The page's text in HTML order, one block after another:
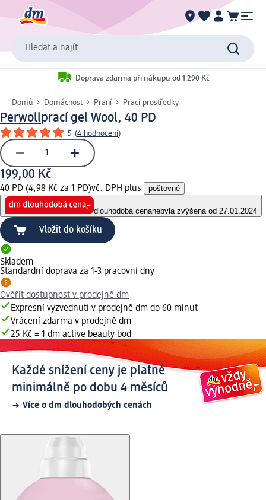
Hledat a najít
Doprava zdarma při nákupu od 1 290 Kč
Domů Domácnost Praní Prací prostředky
Perwollprací gel Wool, 40 PD
5 (4 hodnocení)
199,00 Kč
40 PD (4,98 Kč za 1 PD)vč. DPH plus poštovné
dlouhodobá cenanebyla zvýšena od 27.01.2024
Vložit do košíku
Skladem
Standardní doprava za 1-3 pracovní dny
Ověřit dostupnost v prodejně dm
Expresní vyzvednutí v prodejně dm do 60 minut
Vrácení zdarma v prodejně dm
25 Kč = 1 dm active beauty bod
Každé snížení ceny je platné
minimálně po dobu 4 měsíců
Více o dm dlouhodobých cenách